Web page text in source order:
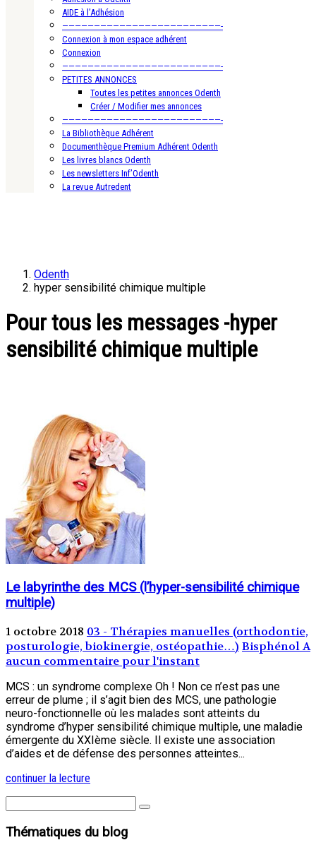
AIDE à l’Adhésion
—————————————————————————-
Connexion à mon espace adhérent
Connexion
—————————————————————————-
PETITES ANNONCES
Toutes les petites annonces Odenth
Créer / Modifier mes annonces
—————————————————————————-
La Bibliothèque Adhérent
Documenthèque Premium Adhérent Odenth
Les livres blancs Odenth
Les newsletters Inf’Odenth
La revue Autredent
Odenth
hyper sensibilité chimique multiple
Pour tous les messages -hyper
sensibilité chimique multiple
Le labyrinthe des MCS (l’hyper-sensibilité chimique
multiple)
1 octobre 2018 03 - Thérapies manuelles (orthodontie,
posturologie, biokinergie, ostéopathie…) Bisphénol A
aucun commentaire pour l'instant
MCS : un syndrome complexe Oh ! Non ce n’est pas une
erreur de plume ; il s’agit bien des MCS, une pathologie
neuro-fonctionnelle où les malades sont atteints du
syndrome d’hyper sensibilité chimique multiple, une maladie
émergente du XXIème siècle. Il existe une association
d’aides et de défense des personnes atteintes...
continuer la lecture
Thématiques du blog